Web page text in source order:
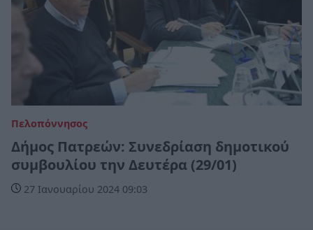
Πελοπόννησος
Δήμος Πατρεών: Συνεδρίαση δημοτικού
συμβουλίου την Δευτέρα (29/01)
27 Ιανουαρίου 2024 09:03